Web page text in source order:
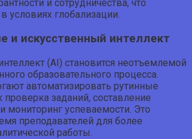
и сотрудничества, что
условиях глобализации.
и искусственный интеллект
(AI) становится неотъемлемой
образовательного процесса.
автоматизировать рутинные
проверка заданий, составление
мониторинг успеваемости. Это
преподавателей для более
работы.